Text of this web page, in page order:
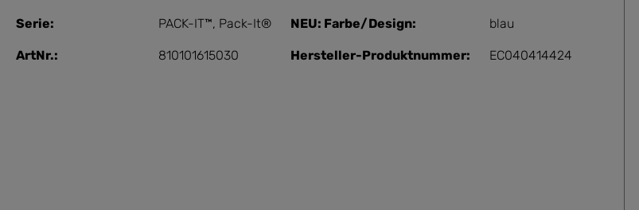
Serie: PACK-IT™, Pack-It® NEU: Farbe/Design: blau
ArtNr.: 810101615030 Hersteller-Produktnummer: EC040414424